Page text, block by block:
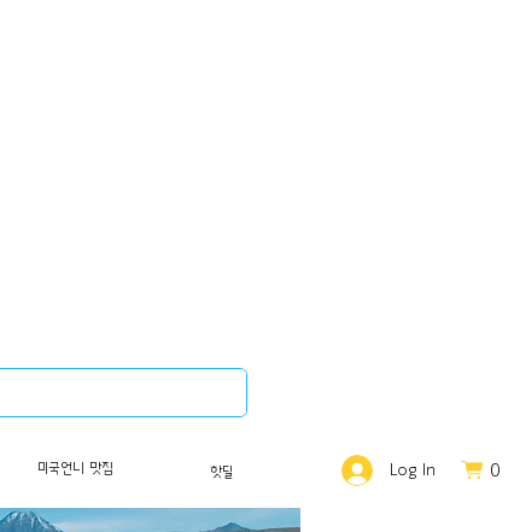
미국언니 맛집 핫딜 Log In 0